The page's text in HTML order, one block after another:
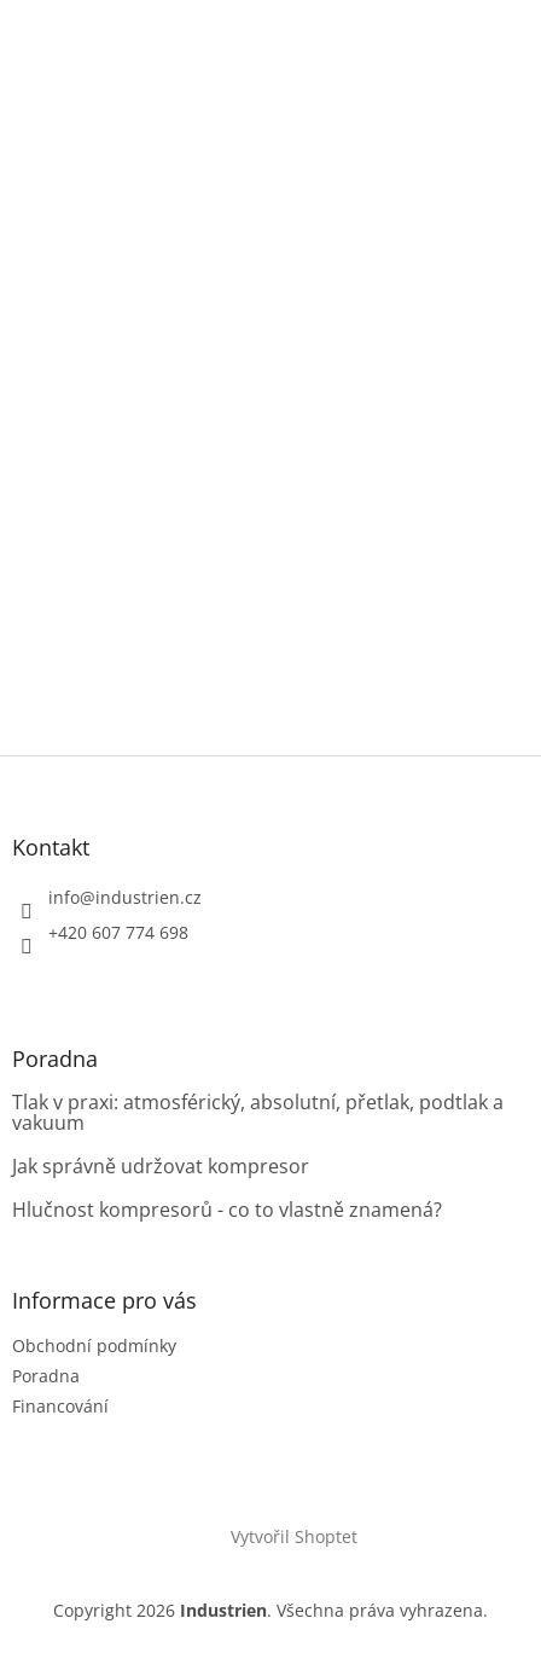
Z
Kontakt
info@industrien.cz
+420 607 774 698
Poradna
Tlak v praxi: atmosférický, absolutní, přetlak, podtlak a
vakuum
Jak správně udržovat kompresor
Hlučnost kompresorů - co to vlastně znamená?
Informace pro vás
Obchodní podmínky
Poradna
Financování
Vytvořil Shoptet
Copyright 2026 Industrien. Všechna práva vyhrazena.